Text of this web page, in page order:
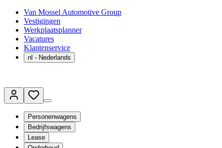
Van Mossel Automotive Group
Vestigingen
Werkplaatsplanner
Vacatures
Klantenservice
nl - Nederlands
Personenwagens
Bedrijfswagens
Lease